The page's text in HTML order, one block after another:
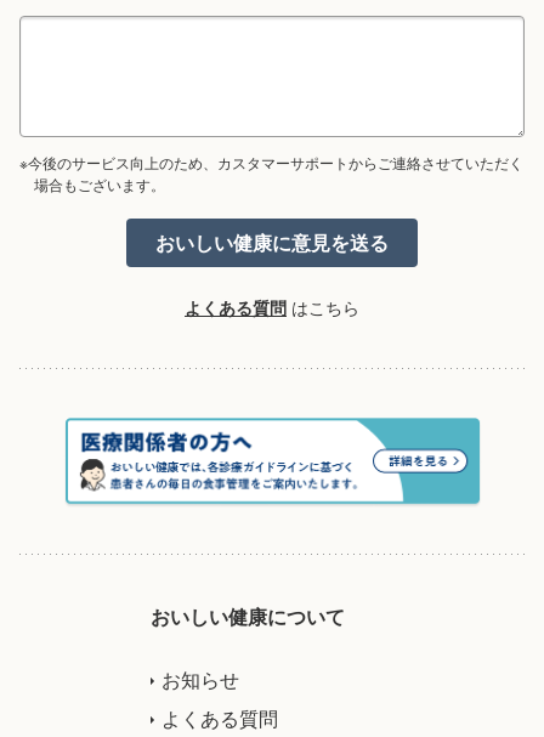
※今後のサービス向上のため、カスタマーサポートからご連絡させていただく
場合もございます。
よくある質問 はこちら
おいしい健康について
お知らせ
よくある質問